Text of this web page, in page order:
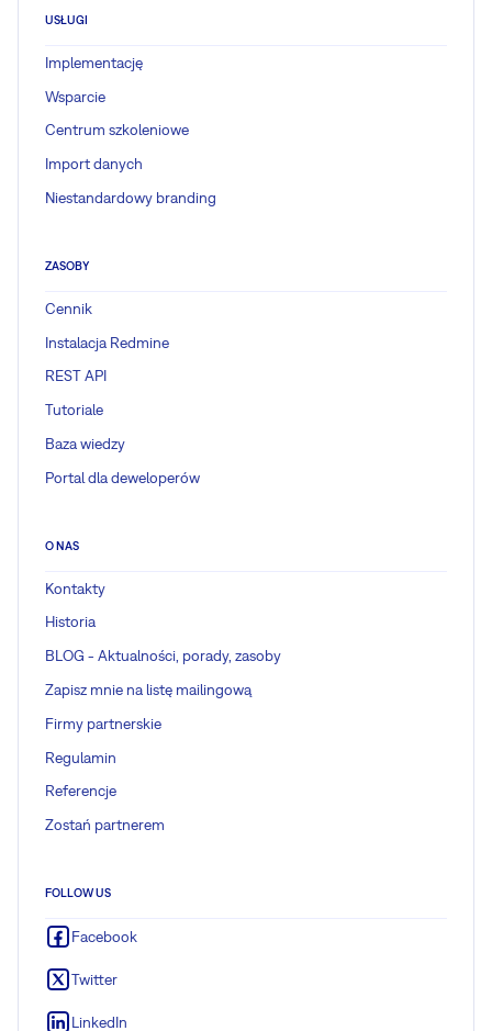
USŁUGI
Implementację
Wsparcie
Centrum szkoleniowe
Import danych
Niestandardowy branding
ZASOBY
Cennik
Instalacja Redmine
REST API
Tutoriale
Baza wiedzy
Portal dla deweloperów
O NAS
Kontakty
Historia
BLOG - Aktualności, porady, zasoby
Zapisz mnie na listę mailingową
Firmy partnerskie
Regulamin
Referencje
Zostań partnerem
FOLLOW US
Facebook
Twitter
LinkedIn